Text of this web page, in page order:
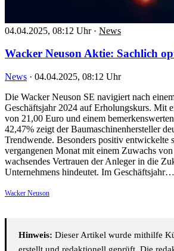
04.04.2025, 08:12 Uhr · News
Wacker Neuson Aktie: Sachlich
News · 04.04.2025, 08:12 Uhr
Die Wacker Neuson SE navigiert nach
Geschäftsjahr 2024 auf Erholungskurs. Mit
von 21,00 Euro und einem
42,47% zeigt der Baumaschinenhersteller
Trendwende. Besonders positiv entwickelte
vergangenen Monat mit einem Zuwachs
wachsendes Vertrauen der Anleger in die
Unternehmens hindeutet. Im Geschäftsjahr…
Wacker Neuson
Hinweis: Dieser Artikel wurde mithilfe